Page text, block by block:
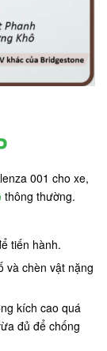
001 cho xe,
thông thường.
tiến hành.
và chèn vật nặng
kích cao quá
đủ để chống